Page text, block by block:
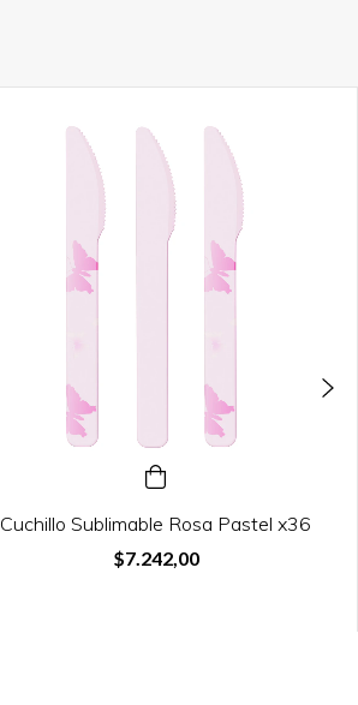
Cuchillo Sublimable Rosa Pastel x36
$7.242,00